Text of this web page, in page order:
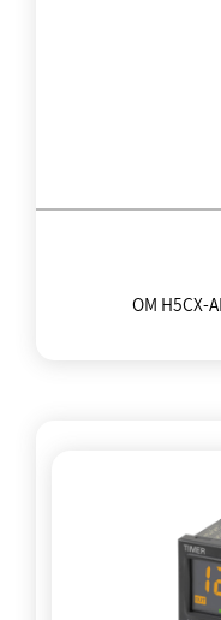
לכל מוצרי היצרן
לכל מוצרי היצרן